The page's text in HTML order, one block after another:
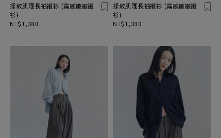
揉紋肌理長袖襯衫 (霧感皺皺襯
衫)
NT$1,380
揉紋肌理長袖襯衫 (霧感皺皺襯
衫)
NT$1,380